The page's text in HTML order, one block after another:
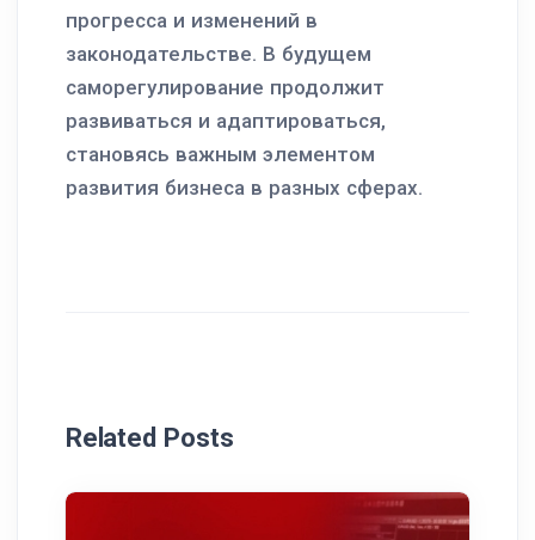
прогресса и изменений в
законодательстве. В будущем
саморегулирование продолжит
развиваться и адаптироваться,
становясь важным элементом
развития бизнеса в разных сферах.
Related Posts